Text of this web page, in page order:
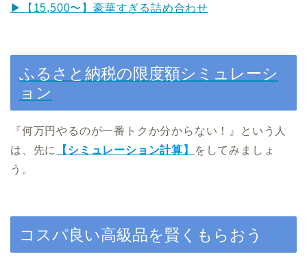
▶︎【15,500〜】豪華すぎる詰め合わせ
ふるさと納税の限度額シミュレーシ
ョン
『何万円やるのが一番トクか分からない！』という人
は、先に
【シミュレーション計算】
をしてみましょ
う。
コスパ良い高級品を賢くもらおう